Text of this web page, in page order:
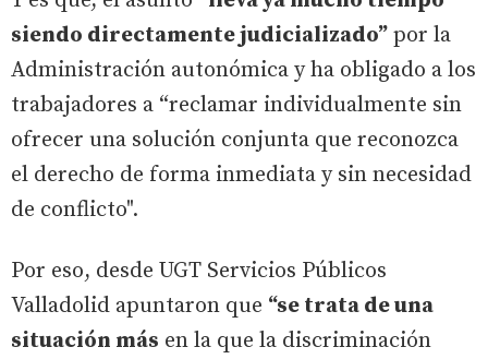
siendo directamente judicializado” por la
Administración autonómica y ha obligado a los
trabajadores a “reclamar individualmente sin
ofrecer una solución conjunta que reconozca
el derecho de forma inmediata y sin necesidad
de conflicto".
Por eso, desde UGT Servicios Públicos
Valladolid apuntaron que “se trata de una
situación más en la que la discriminación